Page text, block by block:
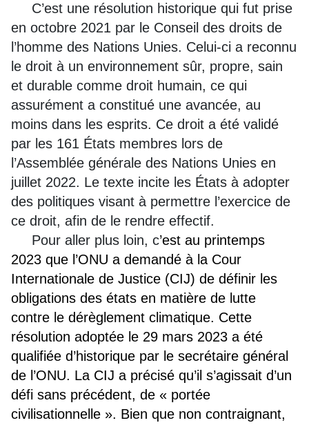
C’est une résolution historique qui fut prise
en octobre 2021 par le Conseil des droits de
l’homme des Nations Unies. Celui-ci a reconnu
le droit à un environnement sûr, propre, sain
et durable comme droit humain, ce qui
assurément a constitué une avancée, au
moins dans les esprits. Ce droit a été validé
par les 161 États membres lors de
l’Assemblée générale des Nations Unies en
juillet 2022. Le texte incite les États à adopter
des politiques visant à permettre l’exercice de
ce droit, afin de le rendre effectif.
Pour aller plus loin, c’est au printemps
2023 que l’ONU a demandé à la Cour
Internationale de Justice (CIJ) de définir les
obligations des états en matière de lutte
contre le dérèglement climatique. Cette
résolution adoptée le 29 mars 2023 a été
qualifiée d’historique par le secrétaire général
de l’ONU. La CIJ a précisé qu’il s’agissait d’un
défi sans précédent, de « portée
civilisationnelle ». Bien que non contraignant,